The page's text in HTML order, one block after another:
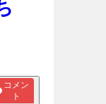
コメン
ト